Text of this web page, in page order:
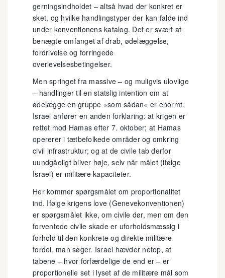
gerningsindholdet – altså hvad der konkret er
sket, og hvilke handlingstyper der kan falde ind
under konventionens katalog. Det er svært at
benægte omfanget af drab, ødelæggelse,
fordrivelse og forringede
overlevelsesbetingelser.
Men springet fra massive – og muligvis ulovlige
– handlinger til en statslig intention om at
ødelægge en gruppe »som sådan« er enormt.
Israel anfører en anden forklaring: at krigen er
rettet mod Hamas efter 7. oktober; at Hamas
opererer i tætbefolkede områder og omkring
civil infrastruktur; og at de civile tab derfor
uundgåeligt bliver høje, selv når målet (ifølge
Israel) er militære kapaciteter.
Her kommer spørgsmålet om proportionalitet
ind. Ifølge krigens love (Genevekonventionen)
er spørgsmålet ikke, om civile dør, men om den
forventede civile skade er uforholdsmæssig i
forhold til den konkrete og direkte militære
fordel, man søger. Israel hævder netop, at
tabene – hvor forfærdelige de end er – er
proportionelle set i lyset af de militære mål som